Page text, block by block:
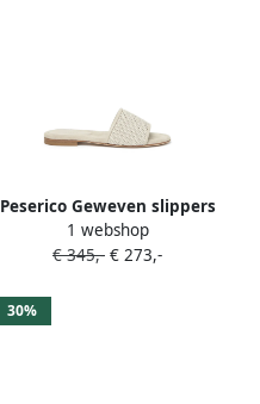
Peserico Geweven slippers
Beige
1 webshop
€ 345,- € 273,-
30%